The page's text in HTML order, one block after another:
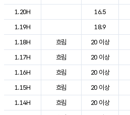
1.20H
16.5
1.19H
18.9
1.18H
흐림 20 이상
1.17H
흐림 20 이상
1.16H
흐림 20 이상
1.15H
흐림 20 이상
1.14H
흐림 20 이상